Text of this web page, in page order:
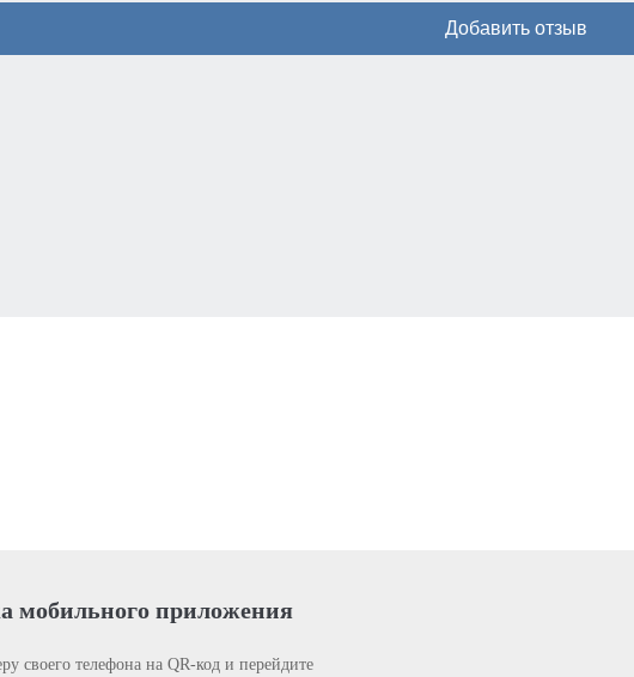
Добавить отзыв
мобильного приложения
своего телефона на QR-код и перейдите